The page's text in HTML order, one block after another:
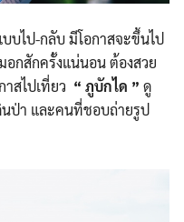
บบไป-กลับ มีโอกาสจะขึ้นไป
อกสักครั้งแน่นอน ต้องสวย
สไปเที่ยว “ ภูบักได ” ดู
ป่า และคนที่ชอบถ่ายรูป